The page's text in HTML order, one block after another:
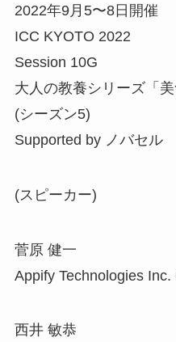
2022年9月5〜8日開催
ICC KYOTO 2022
Session 10G
大人の教養シリーズ「
(シーズン5)
Supported by ノバセル
(スピーカー)
菅原 健一
Appify Technologies
西井 敏恭